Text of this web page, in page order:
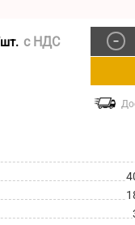
с НДС −